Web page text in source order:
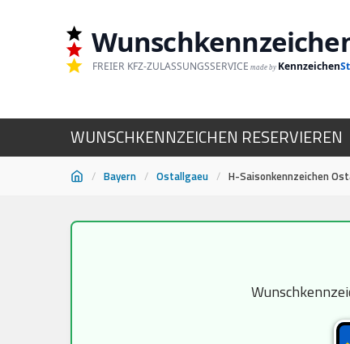
FREIER KFZ-ZULASSUNGSSERVICE made by Kennzeichen
WUNSCHKENNZEICHEN RESERVIEREN
/ Bayern / Ostallgaeu / H-Saisonkennzeichen